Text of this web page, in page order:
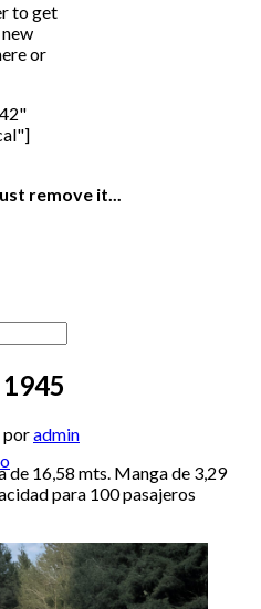
to get
or
remove it...
poradmin
de 16,58 mts. Manga de 3,29
para 100 pasajeros